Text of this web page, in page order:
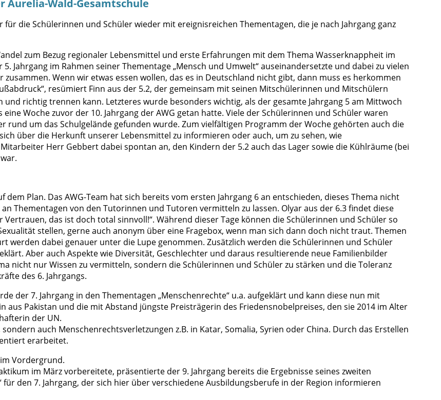
Wald-Gesamtschule
die Schülerinnen und Schüler wieder mit ereignisreichen Thementagen, die je nach Jahrgang ganz
zum Bezug regionaler Lebensmittel und erste Erfahrungen mit dem Thema Wasserknappheit im
Jahrgang im Rahmen seiner Thementage „Mensch und Umwelt“ auseinandersetzte und dabei zu vielen
Wenn wir etwas essen wollen, das es in Deutschland nicht gibt, dann muss es herkommen
resümiert Finn aus der 5.2, der gemeinsam mit seinen Mitschülerinnen und Mitschülern
richtig trennen kann. Letzteres wurde besonders wichtig, als der gesamte Jahrgang 5 am Mittwoch
Woche zuvor der 10. Jahrgang der AWG getan hatte. Viele der Schülerinnen und Schüler waren
rund um das Schulgelände gefunden wurde. Zum vielfältigen Programm der Woche gehörten auch die
über die Herkunft unserer Lebensmittel zu informieren oder auch, um zu sehen, wie
Herr Gebbert dabei spontan an, den Kindern der 5.2 auch das Lager sowie die Kühlräume (bei
dem Plan. Das AWG-Team hat sich bereits vom ersten Jahrgang 6 an entschieden, dieses Thema nicht
Thementagen von den Tutorinnen und Tutoren vermitteln zu lassen. Olyar aus der 6.3 findet diese
das ist doch total sinnvoll!“. Während dieser Tage können die Schülerinnen und Schüler so
stellen, gerne auch anonym über eine Fragebox, wenn man sich dann doch nicht traut. Themen
werden dabei genauer unter die Lupe genommen. Zusätzlich werden die Schülerinnen und Schüler
Aber auch Aspekte wie Diversität, Geschlechter und daraus resultierende neue Familienbilder
nicht nur Wissen zu vermitteln, sondern die Schülerinnen und Schüler zu stärken und die Toleranz
des 6. Jahrgangs.
der 7. Jahrgang in den Thementagen „Menschenrechte“ u.a. aufgeklärt und kann diese nun mit
Pakistan und die mit Abstand jüngste Preisträgerin des Friedensnobelpreises, den sie 2014 im Alter
der UN.
auch Menschenrechtsverletzungen z.B. in Katar, Somalia, Syrien oder China. Durch das Erstellen
erarbeitet.
Vordergrund.
im März vorbereitete, präsentierte der 9. Jahrgang bereits die Ergebnisse seines zweiten
den 7. Jahrgang, der sich hier über verschiedene Ausbildungsberufe in der Region informieren